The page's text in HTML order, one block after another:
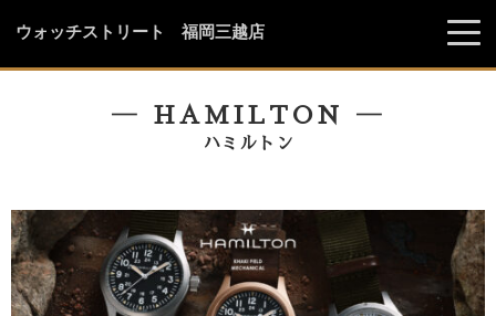
ウォッチストリート 福岡三越店
― HAMILTON ―
ハミルトン